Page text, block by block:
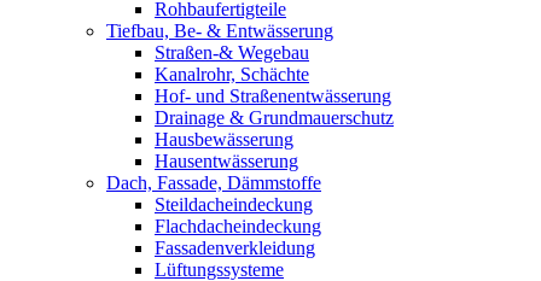
Rohbaufertigteile
Tiefbau, Be- & Entwässerung
Straßen-& Wegebau
Kanalrohr, Schächte
Hof- und Straßenentwässerung
Drainage & Grundmauerschutz
Hausbewässerung
Hausentwässerung
Dach, Fassade, Dämmstoffe
Steildacheindeckung
Flachdacheindeckung
Fassadenverkleidung
Lüftungssysteme